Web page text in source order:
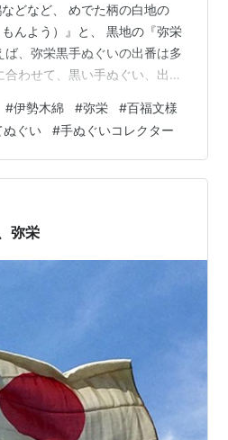
どなど、 めでた柄の白地の
もんよう）』と、 黒地の『弥栄
ば、弥栄黒手ぬぐいの出番は多
わせて、黒い手ぬぐい、出番
から、 どこかに仕舞い込んだ
SOU・SOU』の手ぬぐいは
伊勢木綿www.sousou.co.jp
#伊勢木綿 #弥栄 #百福文様
ぬぐい #手ぬぐいコレクター
弥栄